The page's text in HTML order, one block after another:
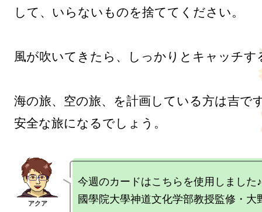
して、いらないものを捨ててください。
風が吹いてきたら、しっかりとキャッチす
海の旅、空の旅、を計画している方は吉で
今週のカードはこちらを使用しました♪
國學院大學神道文化学部教授監修・大